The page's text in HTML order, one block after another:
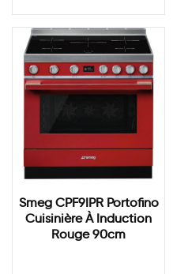
Smeg CPF9IPR Portofino
Cuisinière À Induction
Rouge 90cm